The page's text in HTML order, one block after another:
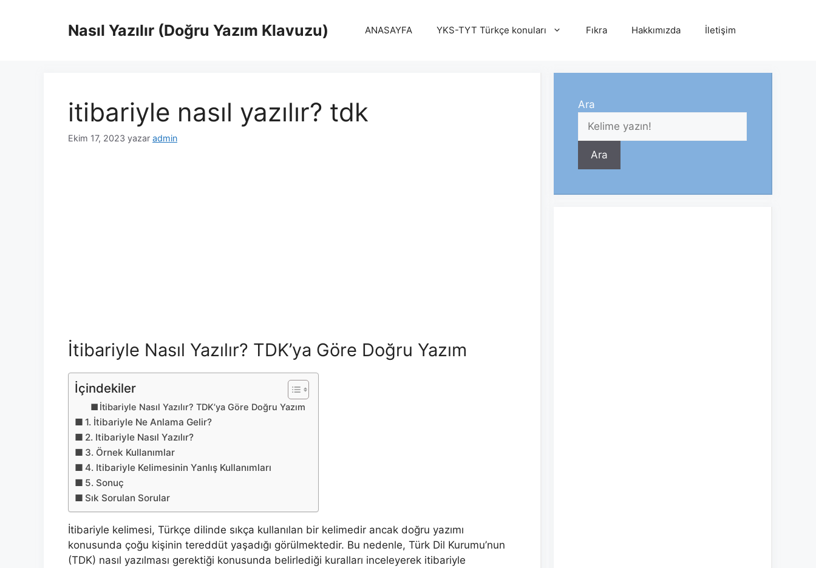
Nasıl Yazılır (Doğru Yazım Klavuzu) ANASAYFA YKS-TYT Türkçe konuları Fıkra Hakkımızda İletişim
itibariyle nasıl yazılır? tdk
Ekim 17, 2023 yazar admin
İtibariyle Nasıl Yazılır? TDK’ya Göre Doğru Yazım
İçindekiler
İtibariyle Nasıl Yazılır? TDK’ya Göre Doğru Yazım
1. İtibariyle Ne Anlama Gelir?
2. Itibariyle Nasıl Yazılır?
3. Örnek Kullanımlar
4. Itibariyle Kelimesinin Yanlış Kullanımları
5. Sonuç
Sık Sorulan Sorular
İtibariyle kelimesi, Türkçe dilinde sıkça kullanılan bir kelimedir ancak doğru yazımı
konusunda çoğu kişinin tereddüt yaşadığı görülmektedir. Bu nedenle, Türk Dil Kurumu’nun
(TDK) nasıl yazılması gerektiği konusunda belirlediği kuralları inceleyerek itibariyle
Ara
Ara